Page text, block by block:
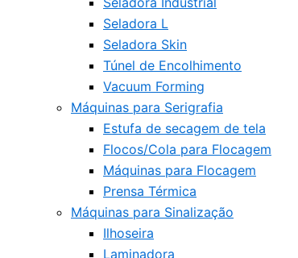
Seladora L
Seladora Skin
Túnel de Encolhimento
Vacuum Forming
Máquinas para Serigrafia
Estufa de secagem de tela
Flocos/Cola para Flocagem
Máquinas para Flocagem
Prensa Térmica
Máquinas para Sinalização
Ilhoseira
Laminadora